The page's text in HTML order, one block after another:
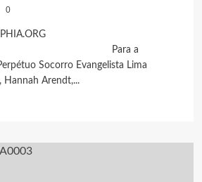
0
a
Perpétuo Socorro Evangelista Lima
Hannah Arendt,...